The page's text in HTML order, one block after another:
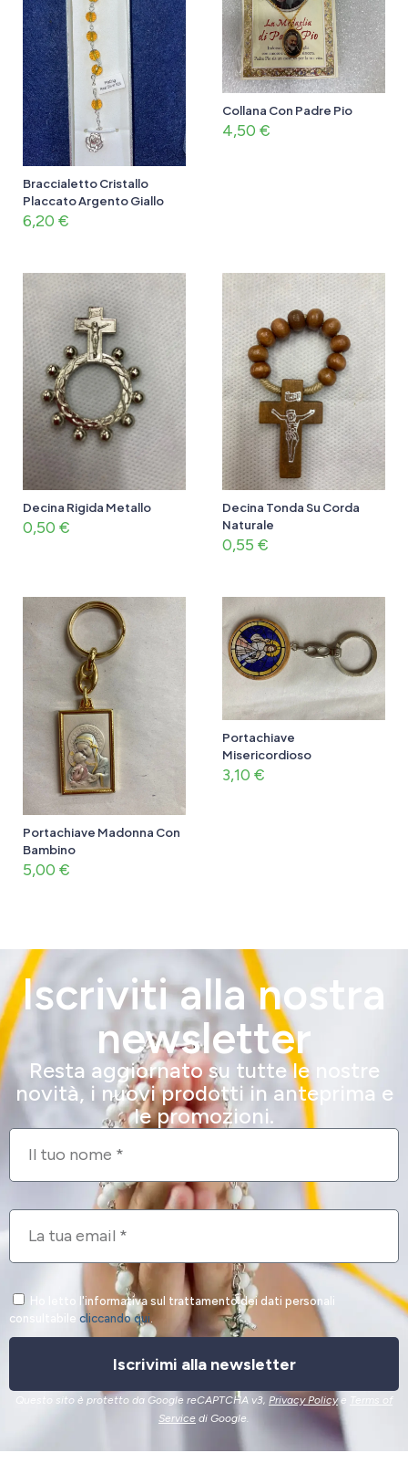
Braccialetto Cristallo
Placcato Argento Giallo
6,20 €
Collana Con Padre Pio
4,50 €
Decina Rigida Metallo
0,50 €
Decina Tonda Su Corda
Naturale
0,55 €
Portachiave Madonna Con
Bambino
5,00 €
Portachiave
Misericordioso
3,10 €
Iscriviti alla nostra
newsletter
Resta aggiornato su tutte le nostre
novità, i nuovi prodotti in anteprima e
le promozioni.
Ho letto l'informativa sul trattamento dei dati personali
consultabile cliccando qui.
Iscrivimi alla newsletter
Questo sito è protetto da Google reCAPTCHA v3, Privacy Policye Terms of
Service di Google.